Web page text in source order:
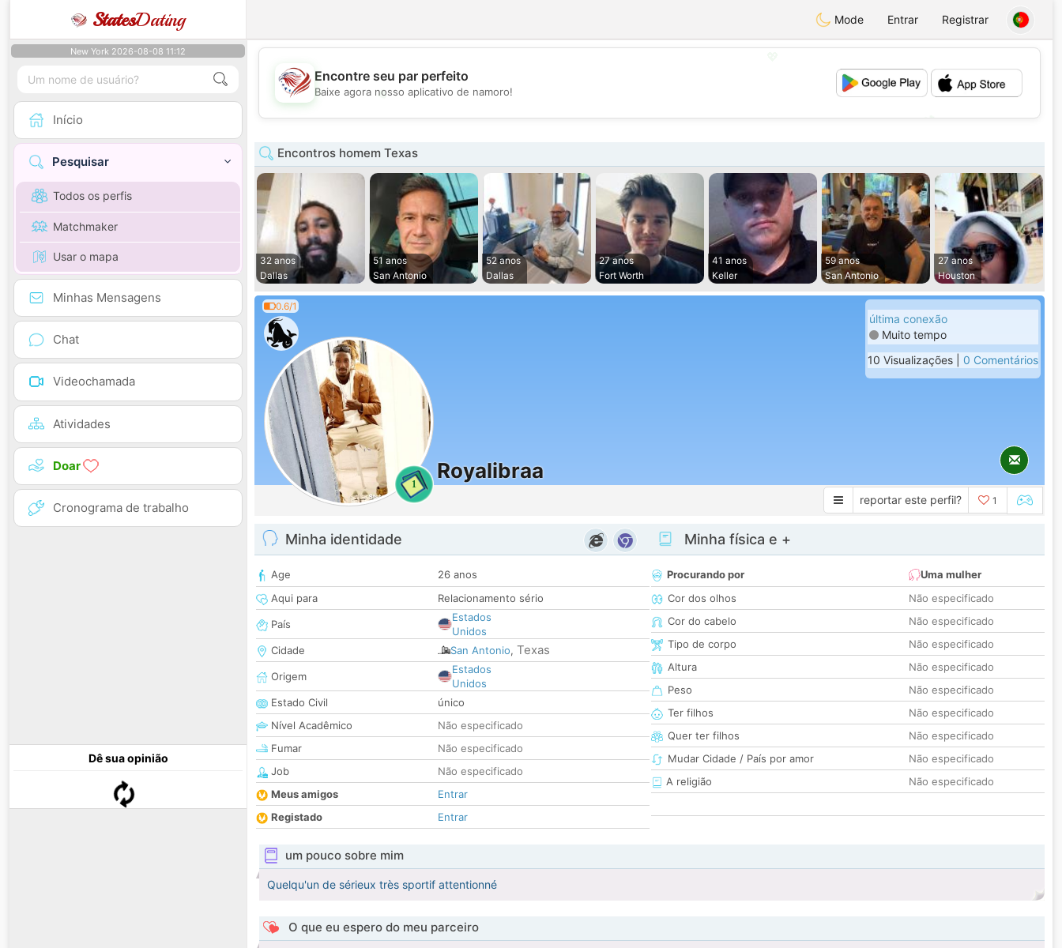
StatesDating Mode Entrar Registrar
New York 2026-08-08 11:12
Início
Pesquisar
Todos os perfis
Matchmaker
Usar o mapa
Minhas Mensagens
Chat
Videochamada
Atividades
Doar
Cronograma de trabalho
Dê sua opinião
💕
Encontre seu par perfeito
Baixe agora nosso aplicativo de namoro!
Encontros homem Texas
32 anos
Dallas
51 anos
San Antonio
52 anos
Dallas
27 anos
Fort Worth
41 anos
Keller
59 anos
San Antonio
27 anos
Houston
0.6/1
1
Royalibraa
última conexão
Muito tempo
10 Visualizações | 0 Comentários
reportar este perfil? 1
Minha identidade
Age
26 anos
Aqui para
Relacionamento sério
País
Estados
Unidos
Cidade
San Antonio, Texas
Origem
Estados
Unidos
Estado Civil
único
Nível Acadêmico
Não especificado
Fumar
Não especificado
Job
Não especificado
Meus amigos
Entrar
Registado
Entrar
Minha física e +
Procurando por
Uma mulher
Cor dos olhos
Não especificado
Cor do cabelo
Não especificado
Tipo de corpo
Não especificado
Altura
Não especificado
Peso
Não especificado
Ter filhos
Não especificado
Quer ter filhos
Não especificado
Mudar Cidade / País por amor
Não especificado
A religião
Não especificado
um pouco sobre mim
Quelqu'un de sérieux très sportif attentionné
O que eu espero do meu parceiro